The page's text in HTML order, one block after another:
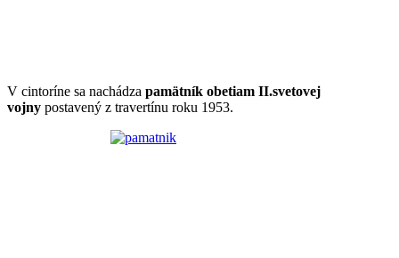
V cintoríne sa nachádza pamätník obetiam II.svetovej
vojny postavený z travertínu roku 1953.